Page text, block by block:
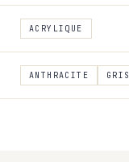
ACRYLIQUE
ANTHRACITE GRIS